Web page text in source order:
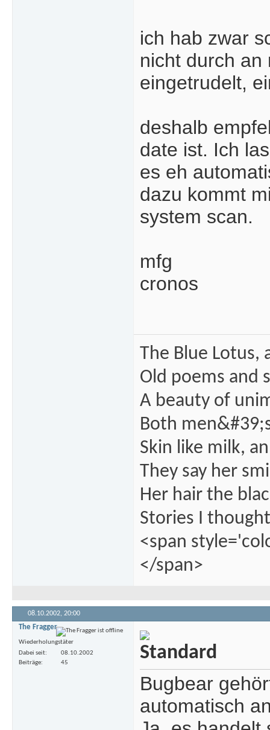
ich hab zwar
nicht durch an
eingetrudelt,
deshalb
date ist. Ich
es eh
dazu kommt
system scan.
mfg
cronos
The Blue Lotus,
Old poems and
A beauty of
Both
Skin like milk,
They say her
Her hair the
Stories I
<span
</span>
08.10.2002, 20:00
The Fragger
Wiederholungstäter
Dabei seit
08.10.2002
Beiträge
45
Bugbear
automatisch